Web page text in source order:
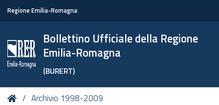
Regione Emilia-Romagna
Bollettino Ufficiale della Regione
Emilia-Romagna
(BURERT)
Tu HomeArchivio 1998-2009